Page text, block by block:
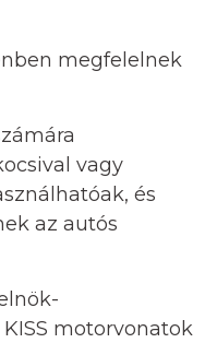
megfelelnek
vagy
és
az autós
motorvonatok